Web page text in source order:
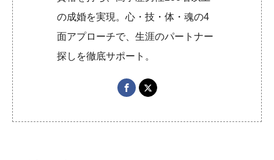
の成婚を実現。心・技・体・魂の4
面アプローチで、生涯のパートナー
探しを徹底サポート。